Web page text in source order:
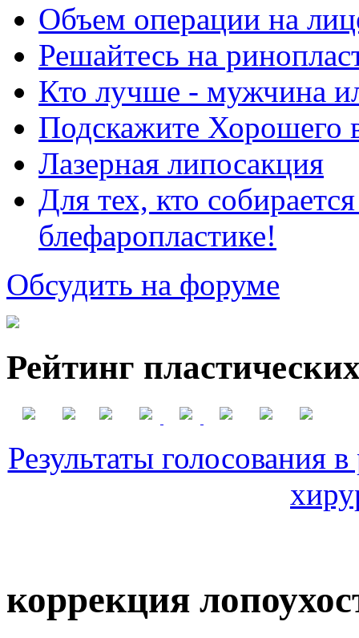
Объем операции на
Решайтесь на
Кто лучше - мужчина
Подскажите Хорошего
Лазерная липосакция
Для тех, кто
блефаропластике!
Обсудить на форуме
Рейтинг
Результаты голосования
коррекция